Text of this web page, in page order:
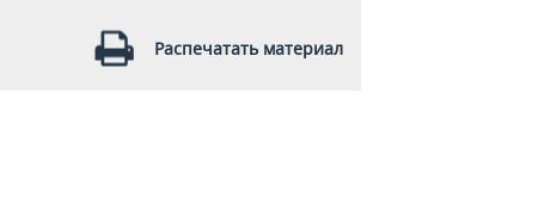
Распечатать материал